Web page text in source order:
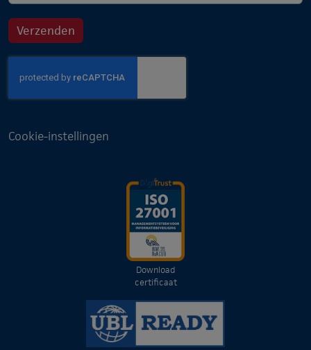
Cookie-instellingen
Download
certificaat